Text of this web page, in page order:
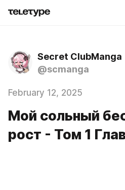
Secret ClubManga
@scmanga
February 12, 2025
Мой сольный
рост - Том 1